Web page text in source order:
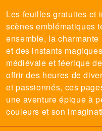
Les feuilles gratuites et
scènes emblématiques
ensemble, la
et des instants
médiévale et féerique
offrir des heures de
et passionnés, ces
une aventure épique à
couleurs et son